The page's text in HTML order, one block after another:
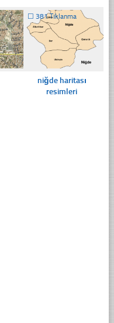
☐ 381 Tıklanma
niğde haritası
resimleri